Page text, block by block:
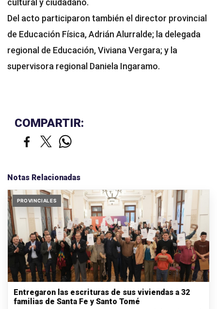
cultural y ciudadano.
Del acto participaron también el director provincial
de Educación Física, Adrián Alurralde; la delegada
regional de Educación, Viviana Vergara; y la
supervisora regional Daniela Ingaramo.
COMPARTIR:
Notas Relacionadas
PROVINCIALES
Entregaron las escrituras de sus viviendas a 32
familias de Santa Fe y Santo Tomé